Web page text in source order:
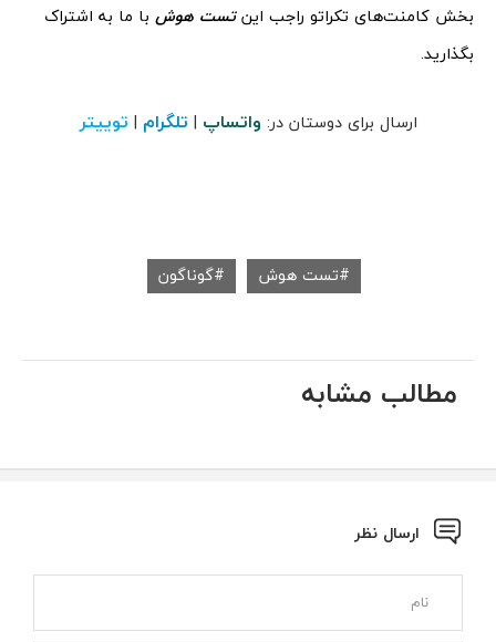
بخش کامنت‌های تکراتو راجب اینتست هوش با ما به اشتراک
بگذارید.
ارسال برای دوستان در: واتساپ | تلگرام | توییتر
تست هوش گوناگون
مطالب مشابه
ارسال نظر